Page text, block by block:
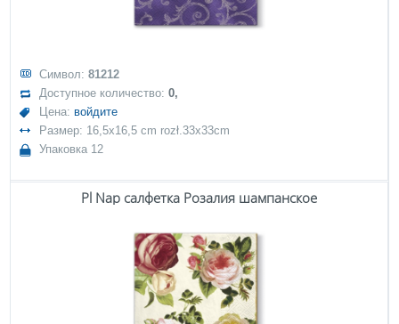
Символ:81212
Доступное количество:0,
Цена: войдите
Размер: 16,5x16,5 cm rozł.33x33cm
Упаковка 12
Pl Nap салфетка Розалия шампанское